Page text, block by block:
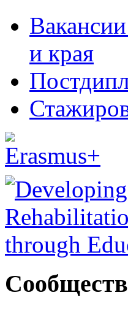
и края